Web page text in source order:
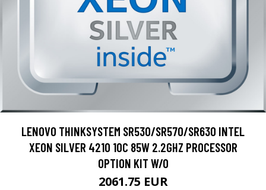
LENOVO THINKSYSTEM SR530/SR570/SR630 INTEL
XEON SILVER 4210 10C 85W 2.2GHZ PROCESSOR
OPTION KIT W/O
2061.75 EUR